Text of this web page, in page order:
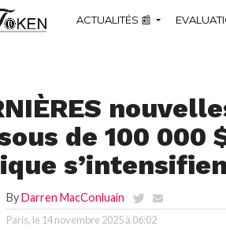
ACTUALITÉS 📰
de 100 000
ByDarren MacConluain
Paris, le 14 novembre 2025 à 06:02